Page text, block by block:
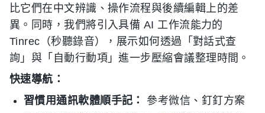
比它們在中文辨識、操作流程與後續編輯上的差
異。同時，我們將引入具備 AI 工作流能力的
Tinrec（秒聽錄音），展示如何透過「對話式查
詢」與「自動行動項」進一步壓縮會議整理時間。
快速導航：
習慣用通訊軟體順手記：
參考微信、釘釘方案